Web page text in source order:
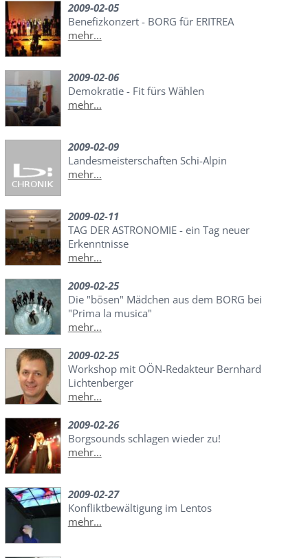
2009-02-05
Benefizkonzert - BORG für ERITREA
mehr...
2009-02-06
Demokratie - Fit fürs Wählen
mehr...
2009-02-09
Landesmeisterschaften Schi-Alpin
mehr...
2009-02-11
TAG DER ASTRONOMIE - ein Tag neuer
Erkenntnisse
mehr...
2009-02-25
Die "bösen" Mädchen aus dem BORG bei
"Prima la musica"
mehr...
2009-02-25
Workshop mit OÖN-Redakteur Bernhard
Lichtenberger
mehr...
2009-02-26
Borgsounds schlagen wieder zu!
mehr...
2009-02-27
Konfliktbewältigung im Lentos
mehr...